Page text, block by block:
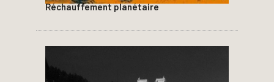
Réchauffement planétaire